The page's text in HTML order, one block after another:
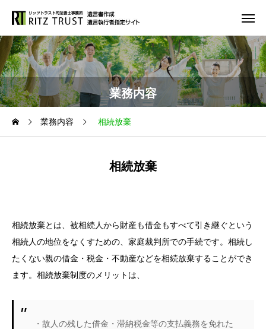
業務内容
業務内容 相続放棄
相続放棄
相続放棄とは、被相続人から財産も借金もすべて引き継ぐという
相続人の地位をなくすための、家庭裁判所での手続です。相続し
たくない親の借金・税金・不動産などを相続放棄することができ
ます。相続放棄制度のメリットは、
・故人の残した借金・滞納税金等の支払義務を免れた